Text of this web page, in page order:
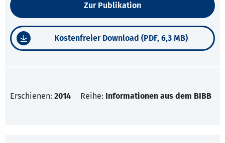
Zur Publikation
Kostenfreier Download (PDF, 6,3 MB)
Erschienen: 2014 Reihe: Informationen aus dem BIBB